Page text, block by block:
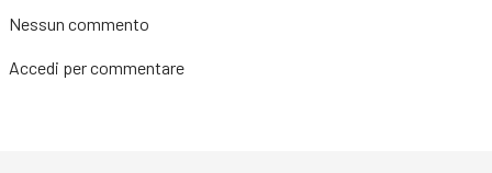
Nessun commento
Accedi per commentare